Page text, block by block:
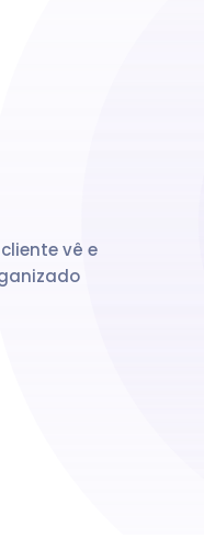
vê e